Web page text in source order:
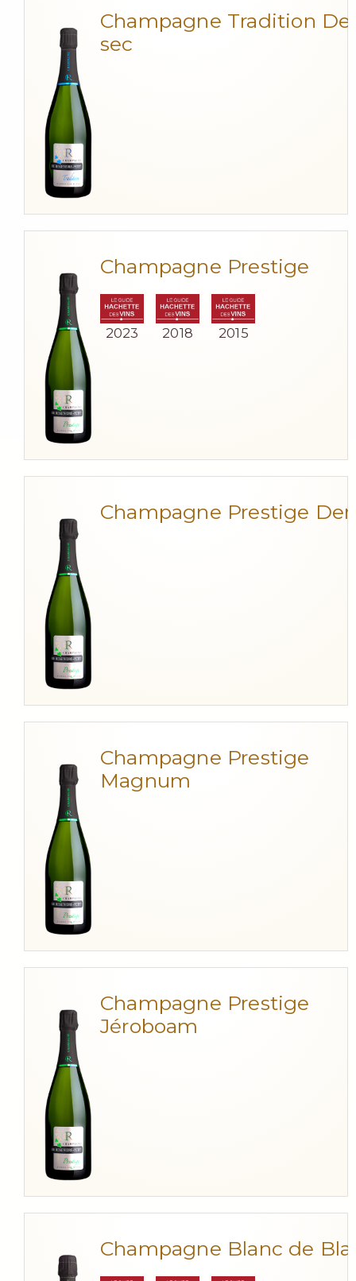
Champagne Tradition
sec
Champagne Prestige
2023 2018 2015
Champagne Prestige
Champagne Prestige
Magnum
Champagne Prestige
Jéroboam
Champagne Blanc de